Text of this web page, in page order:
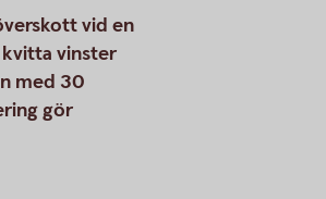
vid en
vinster
med 30
gör